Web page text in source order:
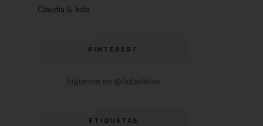
Claudia & Julia
PINTEREST
Sígueme en @lidiadelao
ETIQUETAS